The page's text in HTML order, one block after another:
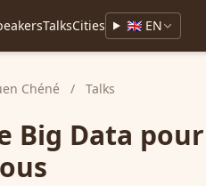
TalksCities 🇬🇧 EN
Chéné / Talks
Big Data